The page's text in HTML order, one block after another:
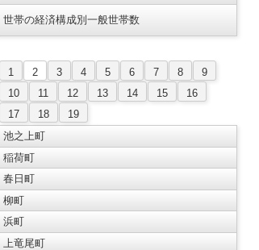
世帯の経済構成別一般世帯数
1 2 3 4 5 6 7 8
9
10
11 12 13 14 15
16
17
18
19
池之上町
稲荷町
春日町
柳町
浜町
上竜尾町